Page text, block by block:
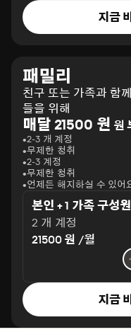
지금
패밀리
친구 또는 가족과 함
들을 위해
매달 21500 원 원
2-3 개 계정
무제한 청취
2-3 계정
무제한 청취
언제든 해지하실 수 있어
본인 + 1 가족 구성원
2 개 계정
21500 원 /월
지금